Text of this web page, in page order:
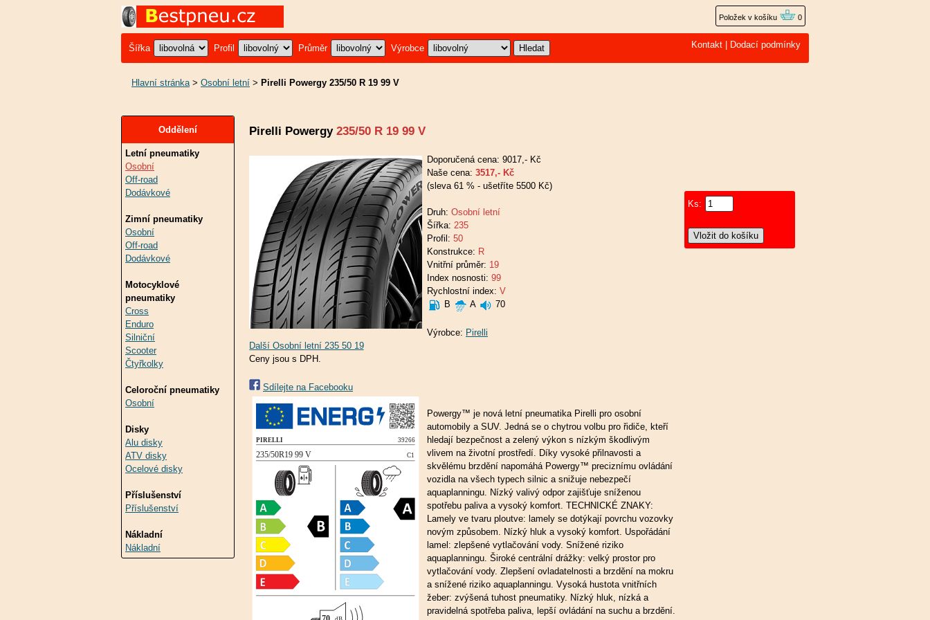
Položek v košíku 0
Šířka Profil Průměr Výrobce Kontakt Dodací podmínky
Hlavní stránka> Osobní letní > Pirelli Powergy 235/50 R 19 99 V
Oddělení
Letní pneumatiky
Osobní
Off-road
Dodávkové
Zimní pneumatiky
Osobní
Off-road
Dodávkové
Motocyklové
pneumatiky
Cross
Enduro
Silniční
Scooter
Čtyřkolky
Celoroční pneumatiky
Osobní
Disky
Alu disky
ATV disky
Ocelové disky
Příslušenství
Příslušenství
Nákladní
Nákladní
Pirelli Powergy235/50 R 19 99 V
Doporučená cena: 9017,- Kč
Naše cena: 3517,- Kč
(sleva 61 % - ušetříte 5500 Kč)
Druh: Osobní letní
Šířka: 235
Profil: 50
Konstrukce: R
Vnitřní průměr: 19
Index nosnosti: 99
Rychlostní index: V
B
A 70
Výrobce: Pirelli
Ceny jsou s DPH.
Sdílejte na Facebooku
Powergy™ je nová letní pneumatika Pirelli pro osobní
automobily a SUV. Jedná se o chytrou volbu pro řidiče, kteří
hledají bezpečnost a zelený výkon s nízkým škodlivým
vlivem na životní prostředí. Díky vysoké přilnavosti a
skvělému brzdění napomáhá Powergy™ preciznímu ovládání
vozidla na všech typech silnic a snižuje nebezpečí
aquaplanningu. Nízký valivý odpor zajišťuje sníženou
spotřebu paliva a vysoký komfort. TECHNICKÉ ZNAKY:
Lamely ve tvaru ploutve: lamely se dotýkají povrchu vozovky
novým způsobem. Nízký hluk a vysoký komfort. Uspořádání
lamel: zlepšené vytlačování vody. Snížené riziko
aquaplanningu. Široké centrální drážky: velký prostor pro
vytlačování vody. Zlepšení ovladatelnosti a brzdění na mokru
a snížené riziko aquaplanningu. Vysoká hustota vnitřních
žeber: zvýšená tuhost pneumatiky. Nízký hluk, nízká a
pravidelná spotřeba paliva, lepší ovládání na suchu a brzdění.
Ks: